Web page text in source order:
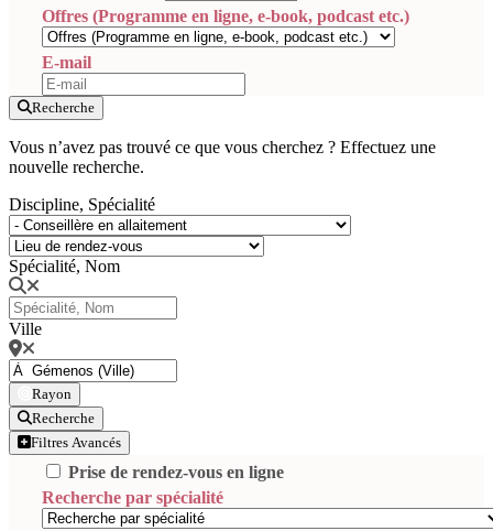
Offres (Programme en ligne, e-book, podcast etc.)
E-mail
Recherche
Vous n’avez pas trouvé ce que vous cherchez ? Effectuez une
nouvelle recherche.
Discipline, Spécialité
Spécialité, Nom
Ville
Rayon
Recherche
Filtres Avancés
Prise de rendez-vous en ligne
Recherche par spécialité